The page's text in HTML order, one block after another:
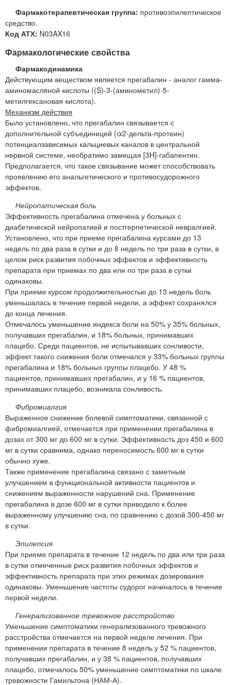
Фармакотерапевтическая группа: противоэпилептическое
средство.
Код АТХ: N03AX16
Фармакологические свойства
Фармакодинамика
Действующим веществом является прегабалин - аналог гамма-
аминомасляной кислоты ((S)-3-(аминометил)-5-
метилгексановая кислота).
Механизм действия
Было установлено, что прегабалин связывается с
дополнительной субъединицей (α2-дельта-протеин)
потенциалзависимых кальциевых каналов в центральной
нервной системе, необратимо замещая [3H]-габапентин.
Предполагается, что такое связывание может способствовать
проявлению его анальгетического и противосудорожного
эффектов.
Нейропатическая боль
Эффективность прегабалина отмечена у больных с
диабетической нейропатией и постгерпетической невралгией.
Установлено, что при приеме прегабалина курсами до 13
недель по два раза в сутки и до 8 недель по три раза в сутки, в
целом риск развития побочных эффектов и эффективность
препарата при приемах по два или по три раза в сутки
одинаковы.
При приеме курсом продолжительностью до 13 недель боль
уменьшалась в течение первой недели, а эффект сохранялся
до конца лечения.
Отмечалось уменьшение индекса боли на 50% у 35% больных,
получавших прегабалин, и 18% больных, принимавших
плацебо. Среди пациентов, не испытывавших сонливости,
эффект такого снижения боли отмечался у 33% больных группы
прегабалина и 18% больных группы плацебо. У 48 %
пациентов, принимавших прегабалин, и у 16 % пациентов,
принимавших плацебо, возникала сонливость.
Фибромиалгия
Выраженное снижение болевой симптоматики, связанной с
фибромиалгией, отмечается при применении прегабалина в
дозах от 300 мг до 600 мг в сутки. Эффективность доз 450 и 600
мг в сутки сравнима, однако переносимость 600 мг в сутки
обычно хуже.
Также применение прегабалина связано с заметным
улучшением в функциональной активности пациентов и
снижением выраженности нарушений сна. Применение
прегабалина в дозе 600 мг в сутки приводило к более
выраженному улучшению сна, по сравнению с дозой 300-450 мг
в сутки.
Эпилепсия
При приеме препарата в течение 12 недель по два или три раза
в сутки отмеченные риск развития побочных эффектов и
эффективность препарата при этих режимах дозирования
одинаковы. Уменьшение частоты судорог начиналось в течение
первой недели.
Генерализованное тревожное расстройство
Уменьшение симптоматики генерализованного тревожного
расстройства отмечается на первой неделе лечения. При
применении препарата в течение 8 недель у 52 % пациентов,
получавших прегабалин, и у 38 % пациентов, получавших
плацебо, отмечалось 50% уменьшение симптоматики по шкале
тревожности Гамильтона (НАМ-А).